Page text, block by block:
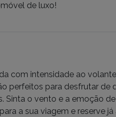
de luxo!
com intensidade ao
perfeitos para desfrutar de
Sinta o vento e a emoção
a sua viagem e reserve já